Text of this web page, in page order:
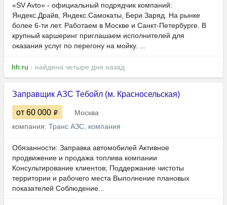
«SV Avto» - официальный подрядчик компаний:
Яндекс.Драйв, Яндекс.Самокаты, Бери Заряд. На рынке
более 6-ти лет. Работаем в Москве и Санкт-Петербурге. В
крупный каршеринг приглашаем исполнителей для
оказания услуг по перегону на мойку. ...
hh.ru - найдена четыре дня назад
Заправщик АЗС Тебойл (м. Красносельская)
от 60 000
Москва
компания: Транс АЗС, компания
Обязанности: Заправка автомобилей Активное
продвижение и продажа топлива компании
Консультирование клиентов; Поддержание чистоты
территории и рабочего места Выполнение плановых
показателей Соблюдение...